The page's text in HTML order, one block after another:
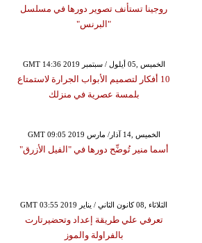
روجينا تستأنف تصوير دورها في مسلسل
"البرنس"
GMT 14:36 2019 الخميس ,05 أيلول / سبتمبر
10 أفكار لتصميم الأبواب الجرارة لاستمتاع
بلمسة عصرية في منزلك
GMT 09:05 2019 الخميس ,14 آذار/ مارس
أسما منير تُوضِّح دورها في "الفيل الأزرق"
GMT 03:55 2019 الثلاثاء ,08 كانون الثاني / يناير
تعرفي علي طريقة إعداد وتحضيرتارت
بالفراولة والموز